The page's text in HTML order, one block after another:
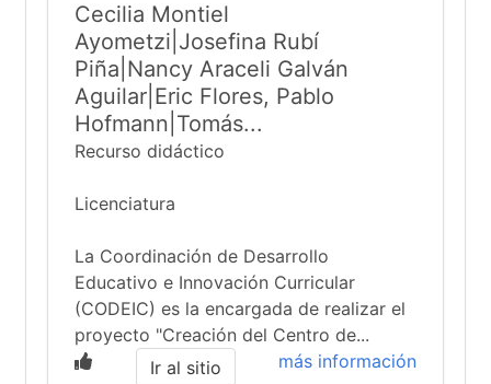
Cecilia Montiel
Ayometzi|Josefina Rubí
Piña|Nancy Araceli Galván
Aguilar|Eric Flores, Pablo
Hofmann|Tomás...
Recurso didáctico
Licenciatura
La Coordinación de Desarrollo
Educativo e Innovación Curricular
(CODEIC) es la encargada de realizar el
proyecto "Creación del Centro de...
más información
Ir al sitio